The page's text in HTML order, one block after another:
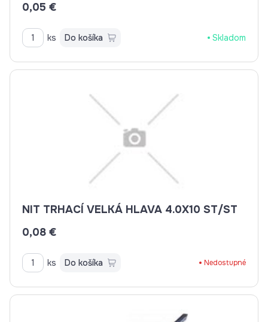
0,05 €
ks Do košíka Skladom
NIT TRHACÍ VELKÁ HLAVA 4.0X10 ST/ST
0,08 €
ks Do košíka Nedostupné